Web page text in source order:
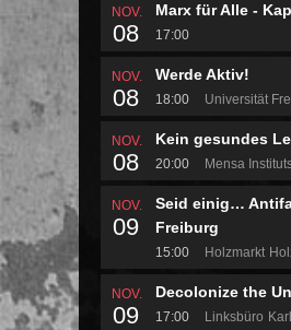
NOV.
08
Marx für Alle -
17:00
NOV.
08
Werde Aktiv!
18:00 Universität
NOV.
08
Kein gesundes
20:00 Mensa
NOV.
09
Seid einig…
Freiburg
15:00 Holzmarkt
NOV.
09
Decolonize the
17:00 Linksbüro